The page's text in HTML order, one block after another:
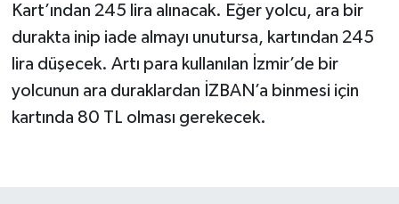
Kart’ından 245 lira alınacak. Eğer yolcu, ara bir
durakta inip iade almayı unutursa, kartından 245
lira düşecek. Artı para kullanılan İzmir’de bir
yolcunun ara duraklardan İZBAN’a binmesi için
kartında 80 TL olması gerekecek.